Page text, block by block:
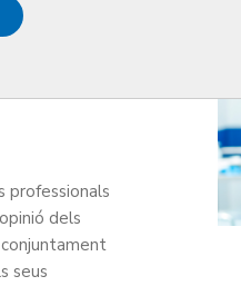
professionals
dels
seus